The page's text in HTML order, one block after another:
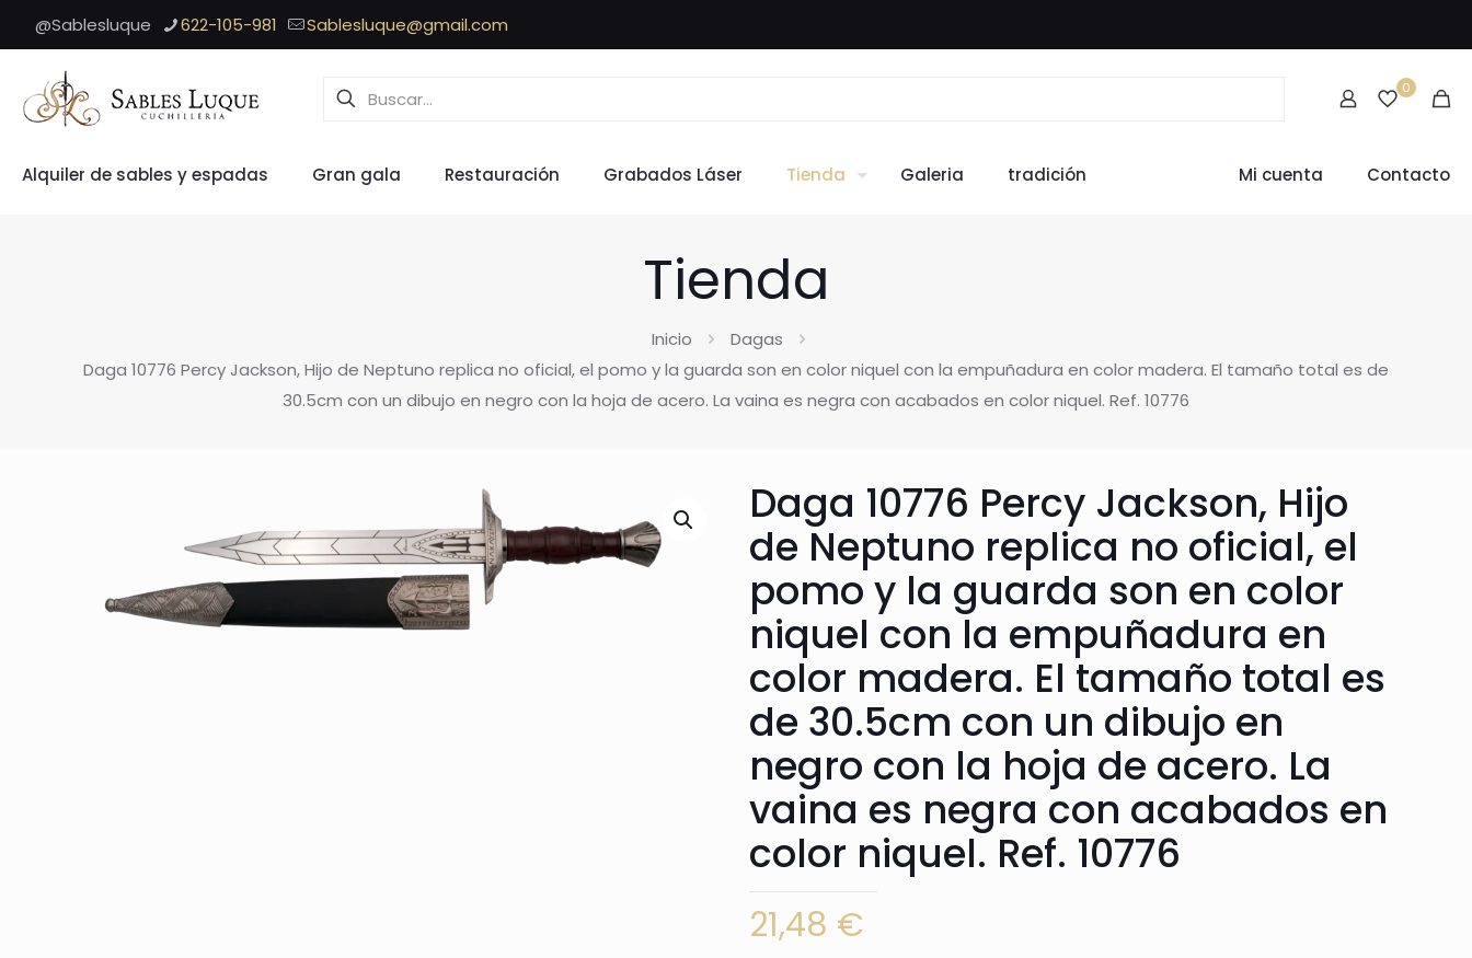
@Sablesluque 622-105-981 Sablesluque@gmail.com
0
Alquiler de sables y espadas Gran gala Restauración Grabados Láser Tienda Galeria tradición Mi cuenta Contacto
Tienda
Inicio
Dagas
Daga 10776 Percy Jackson, Hijo de Neptuno replica no oficial, el pomo y la guarda son en color niquel con la empuñadura en color madera. El tamaño total es de
30.5cm con un dibujo en negro con la hoja de acero. La vaina es negra con acabados en color niquel. Ref. 10776
Daga 10776 Percy Jackson, Hijo
de Neptuno replica no oficial, el
pomo y la guarda son en color
niquel con la empuñadura en
color madera. El tamaño total es
de 30.5cm con un dibujo en
negro con la hoja de acero. La
vaina es negra con acabados en
color niquel. Ref. 10776
21,48 €